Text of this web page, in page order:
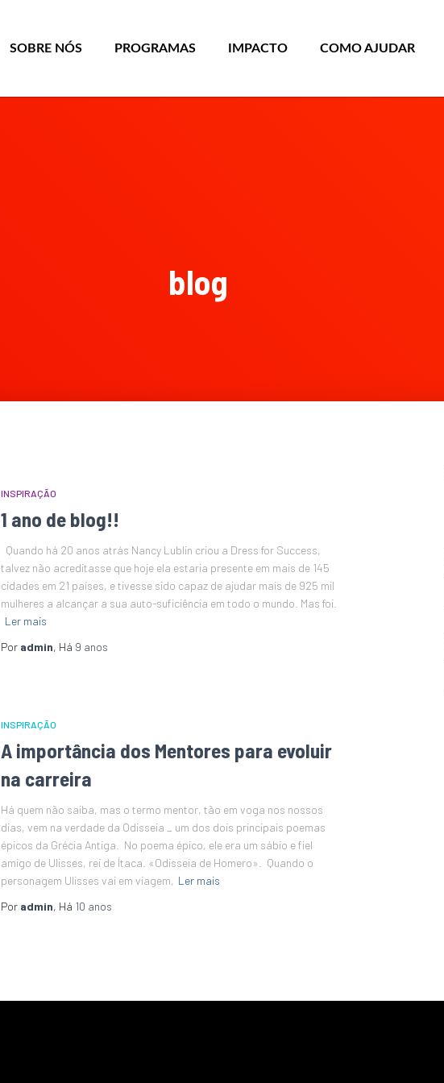
SOBRE NÓS PROGRAMAS IMPACTO COMO AJUDAR
blog
INSPIRAÇÃO
1 ano de blog!!
Quando há 20 anos atrás Nancy Lublin criou a Dress for Success,
talvez não acreditasse que hoje ela estaria presente em mais de 145
cidades em 21 países, e tivesse sido capaz de ajudar mais de 925 mil
mulheres a alcançar a sua auto-suficiência em todo o mundo. Mas foi.
Ler mais
Por admin, Há 9 anos
INSPIRAÇÃO
A importância dos Mentores para evoluir
na carreira
Há quem não saiba, mas o termo mentor, tão em voga nos nossos
dias, vem na verdade da Odisseia _ um dos dois principais poemas
épicos da Grécia Antiga. No poema épico, ele era um sábio e fiel
amigo de Ulisses, rei de Ítaca. «Odisseia de Homero». Quando o
personagem Ulisses vai em viagem, Ler mais
Por admin, Há 10 anos